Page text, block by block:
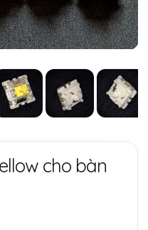
cho bàn